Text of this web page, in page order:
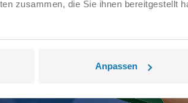
zusammen, die Sie ihnen bereitgestellt
Anpassen